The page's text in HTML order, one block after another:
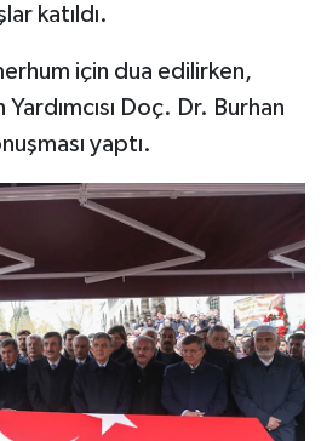
katıldı.
için dua edilirken,
Doç. Dr. Burhan
yaptı.